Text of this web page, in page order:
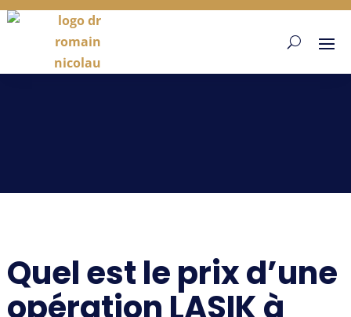
Quel est le prix d’une
opération LASIK à